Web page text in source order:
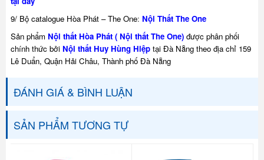
9/ Bộ catalogue Hòa Phát – The One: Nội Thất The One
Sản phẩm Nội thất Hòa Phát ( Nội thất The One)được phân phối
chính thức bởi Nội thất Huy Hùng Hiệptại Đà Nẵng theo địa chỉ 159
Lê Duẩn, Quận Hải Châu, Thành phố Đà Nẵng
ĐÁNH GIÁ & BÌNH LUẬN
SẢN PHẨM TƯƠNG TỰ